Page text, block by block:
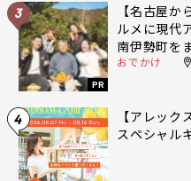
3
PR
【名古屋
ルメに現代
南伊勢町を
おでかけ
4
【アレッ
スペシャル